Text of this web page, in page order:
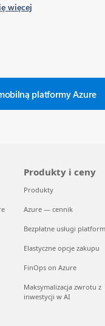
więcej
platformy Azure
Produkty i ceny
Produkty
Azure — cennik
Bezpłatne usługi
Elastyczne opcje zakupu
FinOps on Azure
Maksymalizacja zwrotu z
inwestycji w AI